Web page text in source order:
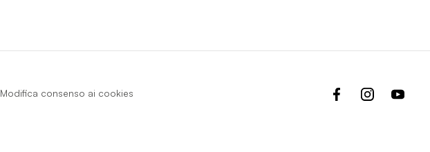
Modifica consenso ai cookies facebookinstagram